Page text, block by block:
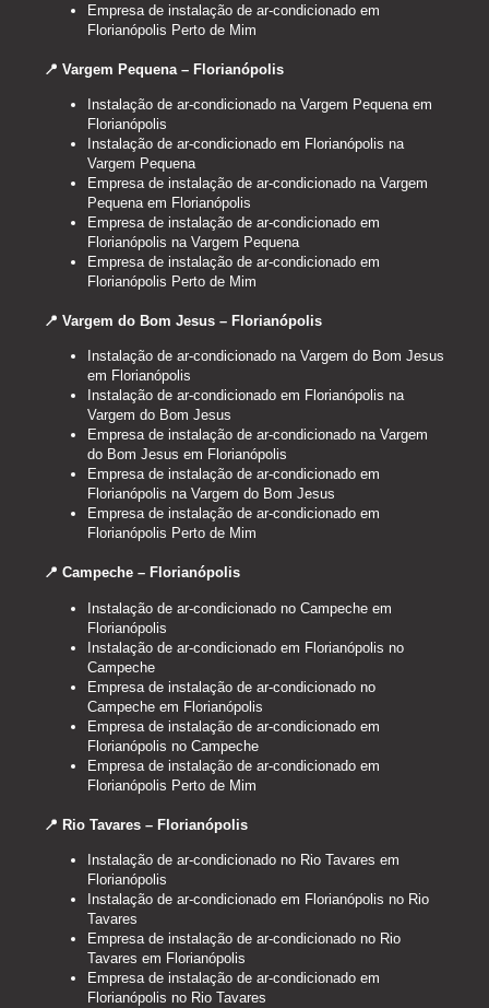
Empresa de instalação de ar-condicionado em
Florianópolis Perto de Mim
📍 Vargem Pequena – Florianópolis
Instalação de ar-condicionado na Vargem Pequena em
Florianópolis
Instalação de ar-condicionado em Florianópolis na
Vargem Pequena
Empresa de instalação de ar-condicionado na Vargem
Pequena em Florianópolis
Empresa de instalação de ar-condicionado em
Florianópolis na Vargem Pequena
Empresa de instalação de ar-condicionado em
Florianópolis Perto de Mim
📍 Vargem do Bom Jesus – Florianópolis
Instalação de ar-condicionado na Vargem do Bom Jesus
em Florianópolis
Instalação de ar-condicionado em Florianópolis na
Vargem do Bom Jesus
Empresa de instalação de ar-condicionado na Vargem
do Bom Jesus em Florianópolis
Empresa de instalação de ar-condicionado em
Florianópolis na Vargem do Bom Jesus
Empresa de instalação de ar-condicionado em
Florianópolis Perto de Mim
📍 Campeche – Florianópolis
Instalação de ar-condicionado no Campeche em
Florianópolis
Instalação de ar-condicionado em Florianópolis no
Campeche
Empresa de instalação de ar-condicionado no
Campeche em Florianópolis
Empresa de instalação de ar-condicionado em
Florianópolis no Campeche
Empresa de instalação de ar-condicionado em
Florianópolis Perto de Mim
📍 Rio Tavares – Florianópolis
Instalação de ar-condicionado no Rio Tavares em
Florianópolis
Instalação de ar-condicionado em Florianópolis no Rio
Tavares
Empresa de instalação de ar-condicionado no Rio
Tavares em Florianópolis
Empresa de instalação de ar-condicionado em
Florianópolis no Rio Tavares